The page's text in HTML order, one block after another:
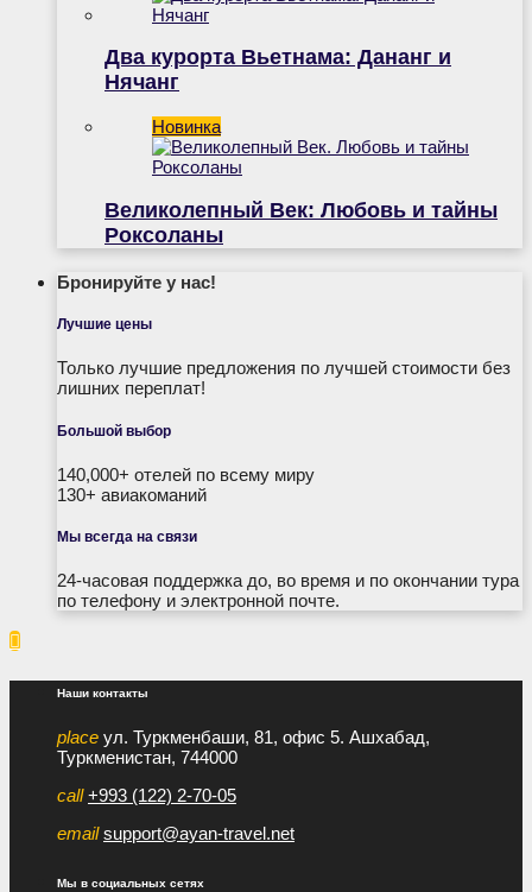
Два курорта Вьетнама: Дананг и
Нячанг
Новинка
Великолепный Век: Любовь и тайны
Роксоланы
Бронируйте у нас!
Лучшие цены
Только лучшие предложения по лучшей стоимости без
лишних переплат!
Большой выбор
140,000+ отелей по всему миру
130+ авиакоманий
Мы всегда на связи
24-часовая поддержка до, во время и по окончании тура
по телефону и электронной почте.

Наши контакты
place ул. Туркменбаши, 81, офис 5. Ашхабад,
Туркменистан, 744000
call +993 (122) 2-70-05
email support@ayan-travel.net
Мы в социальных сетях